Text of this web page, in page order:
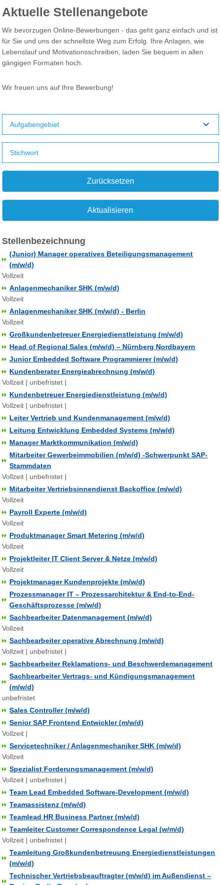
Aktuelle Stellenangebote
Wir bevorzugen Online-Bewerbungen - das geht ganz einfach und ist
für Sie und uns der schnellste Weg zum Erfolg. Ihre Anlagen, wie
Lebenslauf und Motivationsschreiben, laden Sie bequem in allen
gängigen Formaten hoch.
Wir freuen uns auf Ihre Bewerbung!
Aufgabengebiet
Zurücksetzen
Aktualisieren
Stellenbezeichnung
(Junior) Manager operatives Beteiligungsmanagement
(m/w/d)
Vollzeit
Anlagenmechaniker SHK (m/w/d)
Vollzeit
Anlagenmechaniker SHK (m/w/d) - Berlin
Vollzeit
Großkundenbetreuer Energiedienstleistung (m/w/d)
Head of Regional Sales (m/w/d) – Nürnberg Nordbayern
Junior Embedded Software Programmierer (m/w/d)
Kundenberater Energieabrechnung (m/w/d)
Vollzeit | unbefristet |
Kundenbetreuer Energiedienstleistung (m/w/d)
Vollzeit | unbefristet |
Leiter Vertrieb und Kundenmanagement (m/w/d)
Leitung Entwicklung Embedded Systems (m/w/d)
Manager Marktkommunikation (m/w/d)
Mitarbeiter Gewerbeimmobilien (m/w/d) -Schwerpunkt SAP-
Stammdaten
Vollzeit | unbefristet |
Mitarbeiter Vertriebsinnendienst Backoffice (m/w/d)
Vollzeit
Payroll Experte (m/w/d)
Vollzeit
Produktmanager Smart Metering (m/w/d)
Vollzeit
Projektleiter IT Client Server & Netze (m/w/d)
Vollzeit
Projektmanager Kundenprojekte (m/w/d)
Prozessmanager IT – Prozessarchitektur & End-to-End-
Geschäftsprozesse (m/w/d)
Sachbearbeiter Datenmanagement (m/w/d)
Vollzeit
Sachbearbeiter operative Abrechnung (m/w/d)
Vollzeit | unbefristet |
Sachbearbeiter Reklamations- und Beschwerdemanagement
Sachbearbeiter Vertrags- und Kündigungsmanagement
(m/w/d)
unbefristet
Sales Controller (m/w/d)
Senior SAP Frontend Entwickler (m/w/d)
Vollzeit |
Servicetechniker / Anlagenmechaniker SHK (m/w/d)
Vollzeit
Spezialist Forderungsmanagement (m/w/d)
Vollzeit | unbefristet |
Team Lead Embedded Software-Development (m/w/d)
Teamassistenz (m/w/d)
Teamlead HR Business Partner (m/w/d)
Teamleiter Customer Correspondence Legal (w/m/d)
Vollzeit | unbefristet |
Teamleitung Großkundenbetreuung Energiedienstleistungen
(m/w/d)
Technischer Vertriebsbeauftragter (m/w/d) im Außendienst –